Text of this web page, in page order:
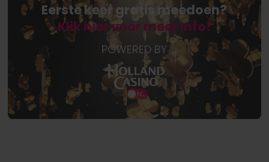
Eerste keer gratis meedoen?
Klik hier voor meer info!
POWERED BY